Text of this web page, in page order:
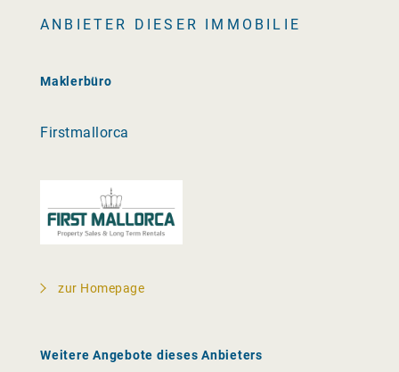
ANBIETER DIESER IMMOBILIE
Maklerbüro
Firstmallorca
zur Homepage
Weitere Angebote dieses Anbieters